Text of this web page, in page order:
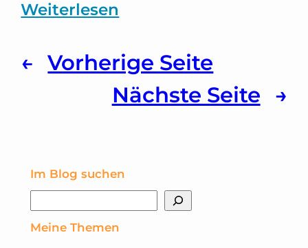
Weiterlesen
Fischer
und
seiner
Review
← Vorherige Seite
Nächste Seite
→
Im Blog suchen
Meine Themen